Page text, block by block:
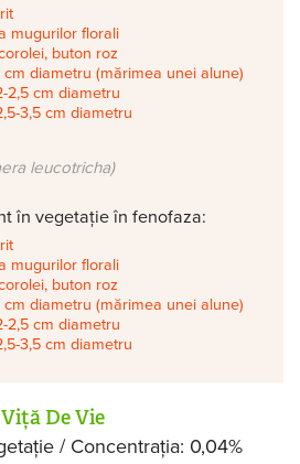
mugurilor florali
buton roz
cm diametru (mărimea unei alune)
2,5 cm diametru
3,5 cm diametru
leucotricha)
în vegetație în fenofaza:
mugurilor florali
buton roz
cm diametru (mărimea unei alune)
2,5 cm diametru
3,5 cm diametru
Viță De Vie
/ Concentrația: 0,04%